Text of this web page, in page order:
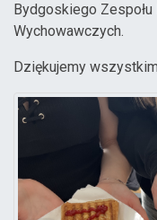
Bydgoskiego
Wychowawczych.
Dziękujemy